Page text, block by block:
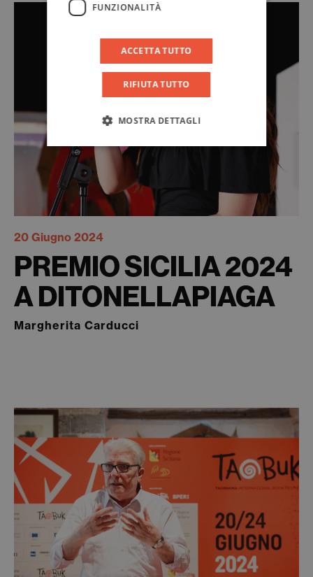
20 Giugno 2024
PREMIO SICILIA 2024
A DITONELLAPIAGA
Margherita Carducci
FUNZIONALITÀ
ACCETTA TUTTO
RIFIUTA TUTTO
MOSTRA DETTAGLI